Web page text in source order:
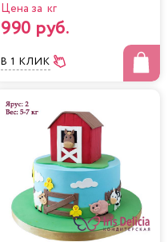
Цена за кг
990 руб.
В 1 КЛИК